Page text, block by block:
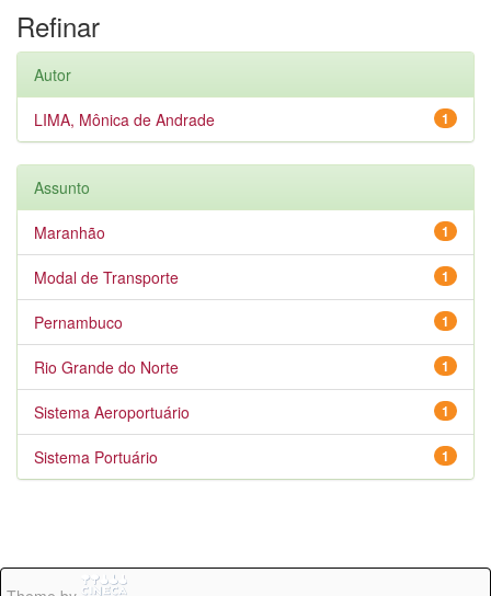
Refinar
Autor
1
LIMA, Mônica de Andrade
Assunto
1
Maranhão
1
Modal de Transporte
1
Pernambuco
1
Rio Grande do Norte
1
Sistema Aeroportuário
1
Sistema Portuário